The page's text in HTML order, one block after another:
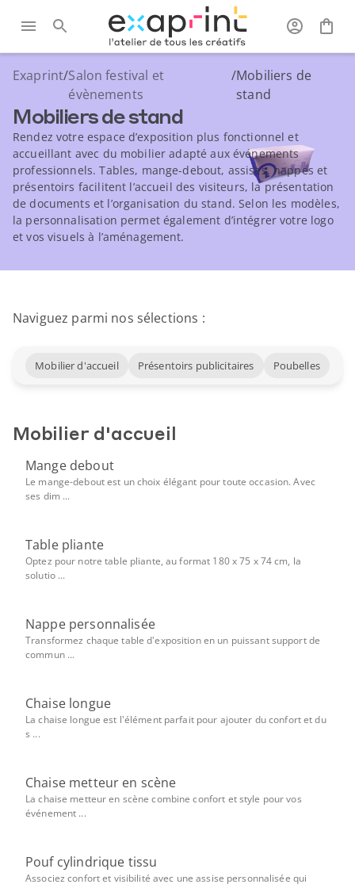
Exaprint/Salon festival et
évènements
/Mobiliers de
stand
Mobiliers de stand
Rendez votre espace d’exposition plus fonctionnel et
accueillant avec du mobilier adapté aux événements
professionnels. Tables, mange-debout, assises, nappes et
présentoirs facilitent l’accueil des visiteurs, la présentation
de documents et l’organisation du stand. Selon les modèles,
la personnalisation permet également d’intégrer votre logo
et vos visuels à l’aménagement.
Naviguez parmi nos sélections :
Mobilier d'accueil Présentoirs publicitaires Poubelles
Mobilier d'accueil
Mange debout
Le mange-debout est un choix élégant pour toute occasion. Avec
ses dim ...
Table pliante
Optez pour notre table pliante, au format 180 x 75 x 74 cm, la
solutio ...
Nappe personnalisée
Transformez chaque table d'exposition en un puissant support de
commun ...
Chaise longue
La chaise longue est l'élément parfait pour ajouter du confort et du
s ...
Chaise metteur en scène
La chaise metteur en scène combine confort et style pour vos
événement ...
Pouf cylindrique tissu
Associez confort et visibilité avec une assise personnalisée qui